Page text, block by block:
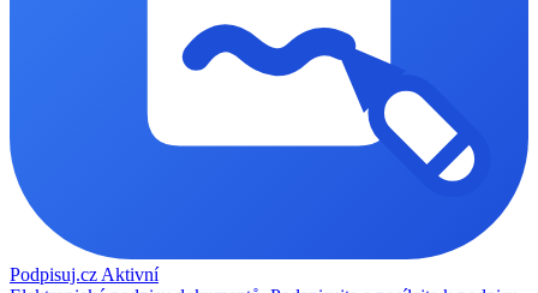
Podpisuj.cz Aktivní